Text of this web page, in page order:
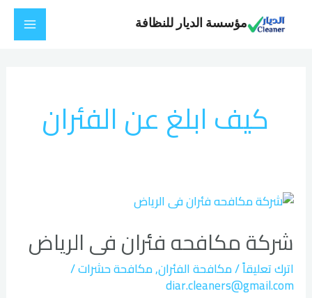
مؤسسة الديار للنظافة
Main
كيف ابلغ عن الفئران
شركة مكافحه فئران فى الرياض
اترك تعليقاً/مكافحة الفئران,مكافحة حشرات/
diar.cleaners@gmail.com
شركة
فئران
فى
الرياض